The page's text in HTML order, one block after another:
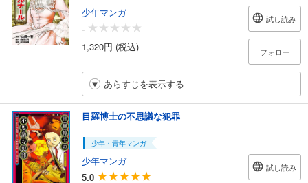
少年マンガ
-
1,320円 (税込)
試し読み
フォロー
あらすじを表示する
目羅博士の不思議な犯罪
少年・青年マンガ
少年マンガ
5.0
試し読み